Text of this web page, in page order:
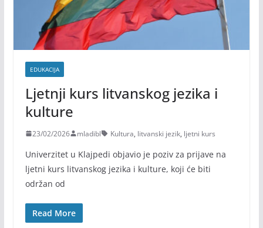
EDUKACIJA
Ljetnji kurs litvanskog jezika i
kulture
23/02/2026 mladibl Kultura, litvanski jezik, ljetni kurs
Univerzitet u Klajpedi objavio je poziv za prijave na
ljetni kurs litvanskog jezika i kulture, koji će biti
održan od
Read More